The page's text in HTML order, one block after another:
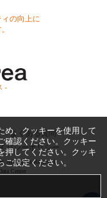
の向上に
-
よくある質問
バシーポリシー
All Rights Reserved.
Center
め、クッキーを使用して
確認ください。クッキー
押してください。クッキ
設定ください。